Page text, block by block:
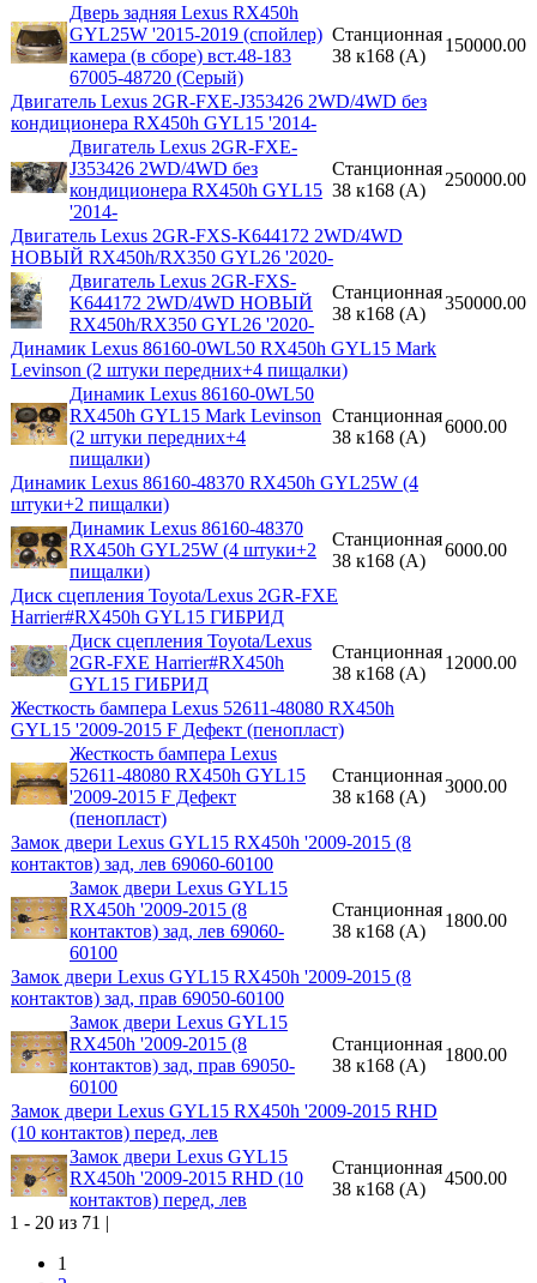
Дверь задняя Lexus RX450h
GYL25W '2015-2019 (спойлер)
камера (в сборе) вст.48-183
67005-48720 (Серый)
Станционная
38 к168 (A)
150000.00
Двигатель Lexus 2GR-FXE-J353426 2WD/4WD без
кондиционера RX450h GYL15 '2014-
Двигатель Lexus 2GR-FXE-
J353426 2WD/4WD без
кондиционера RX450h GYL15
'2014-
Станционная
38 к168 (A)
250000.00
Двигатель Lexus 2GR-FXS-K644172 2WD/4WD
НОВЫЙ RX450h/RX350 GYL26 '2020-
Двигатель Lexus 2GR-FXS-
K644172 2WD/4WD НОВЫЙ
RX450h/RX350 GYL26 '2020-
Станционная
38 к168 (A)
350000.00
Динамик Lexus 86160-0WL50 RX450h GYL15 Mark
Levinson (2 штуки передних+4 пищалки)
Динамик Lexus 86160-0WL50
RX450h GYL15 Mark Levinson
(2 штуки передних+4
пищалки)
Станционная
38 к168 (A)
6000.00
Динамик Lexus 86160-48370 RX450h GYL25W (4
штуки+2 пищалки)
Динамик Lexus 86160-48370
RX450h GYL25W (4 штуки+2
пищалки)
Станционная
38 к168 (A)
6000.00
Диск сцепления Toyota/Lexus 2GR-FXE
Harrier#RX450h GYL15 ГИБРИД
Диск сцепления Toyota/Lexus
2GR-FXE Harrier#RX450h
GYL15 ГИБРИД
Станционная
38 к168 (A)
12000.00
Жесткость бампера Lexus 52611-48080 RX450h
GYL15 '2009-2015 F Дефект (пенопласт)
Жесткость бампера Lexus
52611-48080 RX450h GYL15
'2009-2015 F Дефект
(пенопласт)
Станционная
38 к168 (A)
3000.00
Замок двери Lexus GYL15 RX450h '2009-2015 (8
контактов) зад, лев 69060-60100
Замок двери Lexus GYL15
RX450h '2009-2015 (8
контактов) зад, лев 69060-
60100
Станционная
38 к168 (A)
1800.00
Замок двери Lexus GYL15 RX450h '2009-2015 (8
контактов) зад, прав 69050-60100
Замок двери Lexus GYL15
RX450h '2009-2015 (8
контактов) зад, прав 69050-
60100
Станционная
38 к168 (A)
1800.00
Замок двери Lexus GYL15 RX450h '2009-2015 RHD
(10 контактов) перед, лев
Замок двери Lexus GYL15
RX450h '2009-2015 RHD (10
контактов) перед, лев
Станционная
38 к168 (A)
4500.00
1 - 20 из 71 |
1